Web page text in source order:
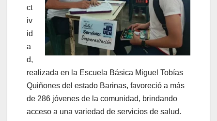
ct
iv
id
a
d,
realizada en la Escuela Básica Miguel Tobías
Quiñones del estado Barinas, favoreció a más
de 286 jóvenes de la comunidad, brindando
acceso a una variedad de servicios de salud.